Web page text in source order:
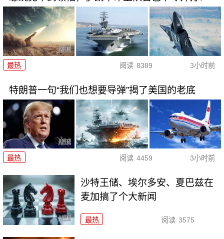
最热 阅读 8389 3小时前
特朗普一句“我们也想要导弹”揭了美国的老底
最热 阅读 4459 3小时前
沙特王储、埃尔多安、夏巴兹在
麦加搞了个大新闻
最热 阅读 3575